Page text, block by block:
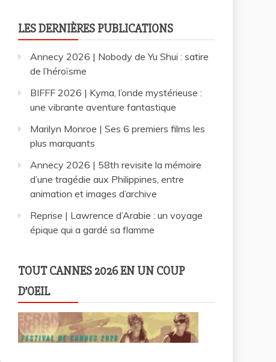
LES DERNIÈRES PUBLICATIONS
Annecy 2026 | Nobody de Yu Shui : satire
de l’héroïsme
BIFFF 2026 | Kyma, l’onde mystérieuse :
une vibrante aventure fantastique
Marilyn Monroe | Ses 6 premiers films les
plus marquants
Annecy 2026 | 58th revisite la mémoire
d’une tragédie aux Philippines, entre
animation et images d’archive
Reprise | Lawrence d’Arabie : un voyage
épique qui a gardé sa flamme
TOUT CANNES 2026 EN UN COUP
D’OEIL